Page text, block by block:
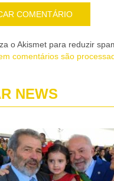
o Akismet para reduzir
comentários são
NEWS